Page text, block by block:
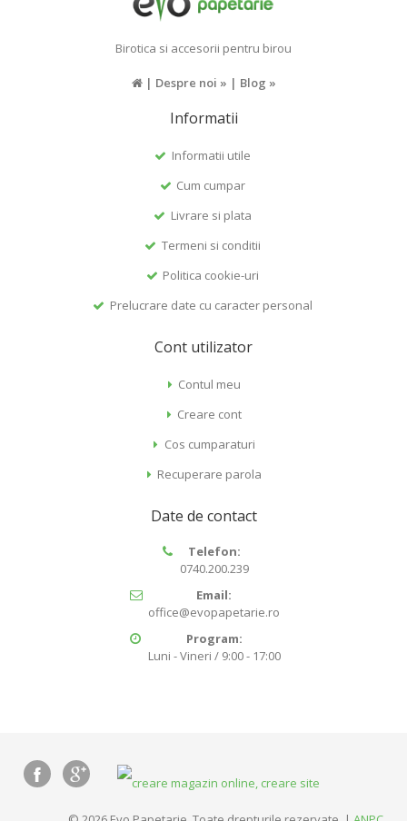
Birotica si accesorii pentru birou
| Despre noi » | Blog »
Informatii
Informatii utile
Cum cumpar
Livrare si plata
Termeni si conditii
Politica cookie-uri
Prelucrare date cu caracter personal
Cont utilizator
Contul meu
Creare cont
Cos cumparaturi
Recuperare parola
Date de contact
Telefon:
0740.200.239
Email:
office@evopapetarie.ro
Program:
Luni - Vineri / 9:00 - 17:00